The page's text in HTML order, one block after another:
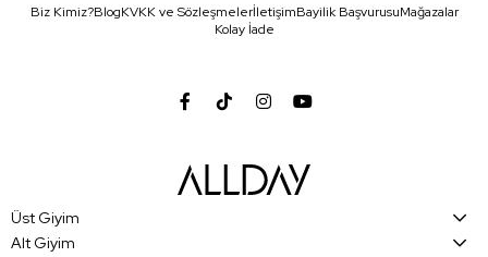
Biz Kimiz?BlogKVKK ve SözleşmelerİletişimBayilik BaşvurusuMağazalar
Kolay İade
Üst Giyim
Alt Giyim